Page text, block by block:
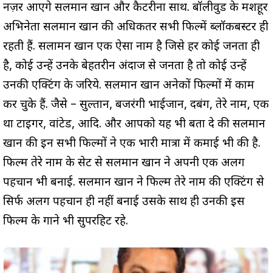
नज़र आएंगे सलमान खान और कैटरीना साथ. बॉलीवुड के मशहूर
अभिनेता सलमान खान की अधिकतर सभी फिल्में ब्लॉकबस्टर ही
रहती हैं. सलामन खान एक ऐसा नाम है जिसे हर कोई जनता ही
है, कोई उन्हें उनके बेहतरीन अंदाज से जनता है तो कोई उन्हें
उनकी एक्टिंग के जरिये. सलमान खान अनेकों फिल्मों में काम
कर चुके हैं. जैसे – सुल्तान, बजरंगी भाईजान, दबंग, तेरे नाम, एक
था टाइगर, वांटेड, आदि. और आपको यह भी बता दे की सलमान
खान की इन सभी फिल्मों ने एक भारी मात्रा में कमाई भी की है.
फिल्म तेरे नाम के सेट से सलमान खान ने अपनी एक अलग
पहचान भी बनाई. सलमान खान ने फिल्म तेरे नाम की एक्टिंग से
सिर्फ अलग पहचान ही नहीं बनाई उसके साथ ही उनकी इस
फिल्म के गाने भी सुपरहिट रहे.